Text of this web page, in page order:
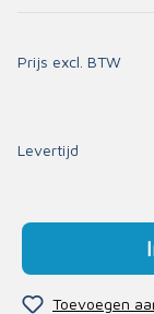
Prijs excl. BTW
Levertijd
Toevoegen